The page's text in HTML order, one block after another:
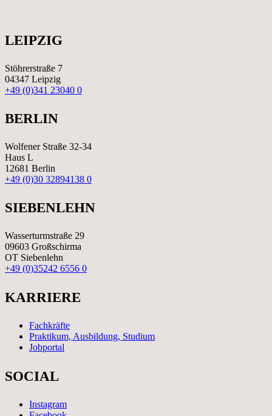
LEIPZIG
Stöhrerstraße 7
04347 Leipzig
+49 (0)341 23040 0
BERLIN
Wolfener Straße 32-34
Haus L
12681 Berlin
+49 (0)30 32894138 0
SIEBENLEHN
Wasserturmstraße 29
09603 Großschirma
OT Siebenlehn
+49 (0)35242 6556 0
KARRIERE
Fachkräfte
Praktikum, Ausbildung, Studium
Jobportal
SOCIAL
Instagram